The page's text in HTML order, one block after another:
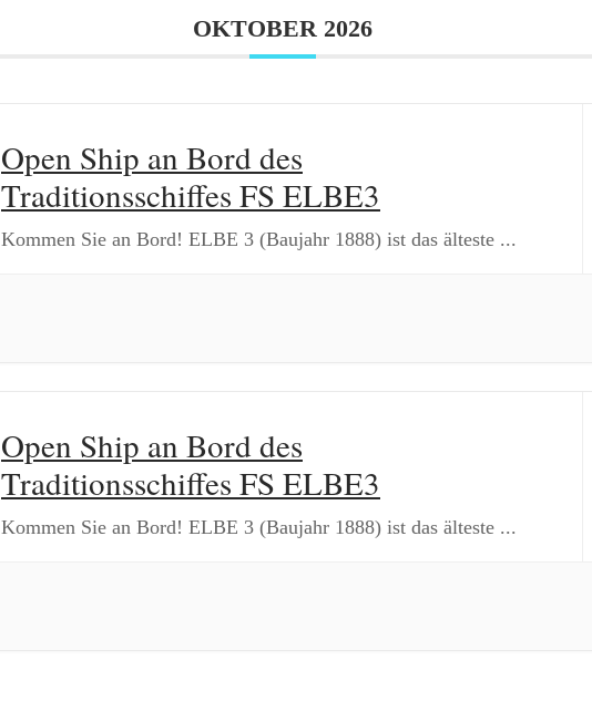
OKTOBER 2026
Open Ship an Bord des
Traditionsschiffes FS ELBE3
Kommen Sie an Bord! ELBE 3 (Baujahr 1888) ist das älteste ...
Open Ship an Bord des
Traditionsschiffes FS ELBE3
Kommen Sie an Bord! ELBE 3 (Baujahr 1888) ist das älteste ...